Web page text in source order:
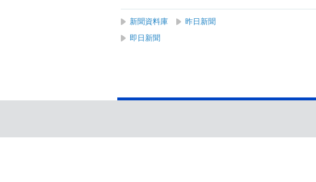
新聞資料庫 昨日新聞
即日新聞